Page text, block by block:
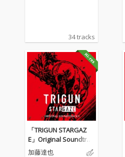
34 tracks
「TRIGUN STARGAZ
E」Original Soundtrac
k 1
加藤達也